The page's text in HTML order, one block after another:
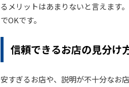
るメリットはあまりないと言えます
でOKです。
信頼できるお店の見分け
安すぎるお店や、説明が不十分なお